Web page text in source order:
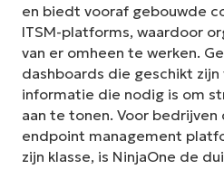
en biedt vooraf gebouwde
ITSM-platforms, waardoor
van er omheen te werken.
dashboards die geschikt
informatie die nodig is om
aan te tonen. Voor bedrijven
endpoint management
zijn klasse, is NinjaOne de